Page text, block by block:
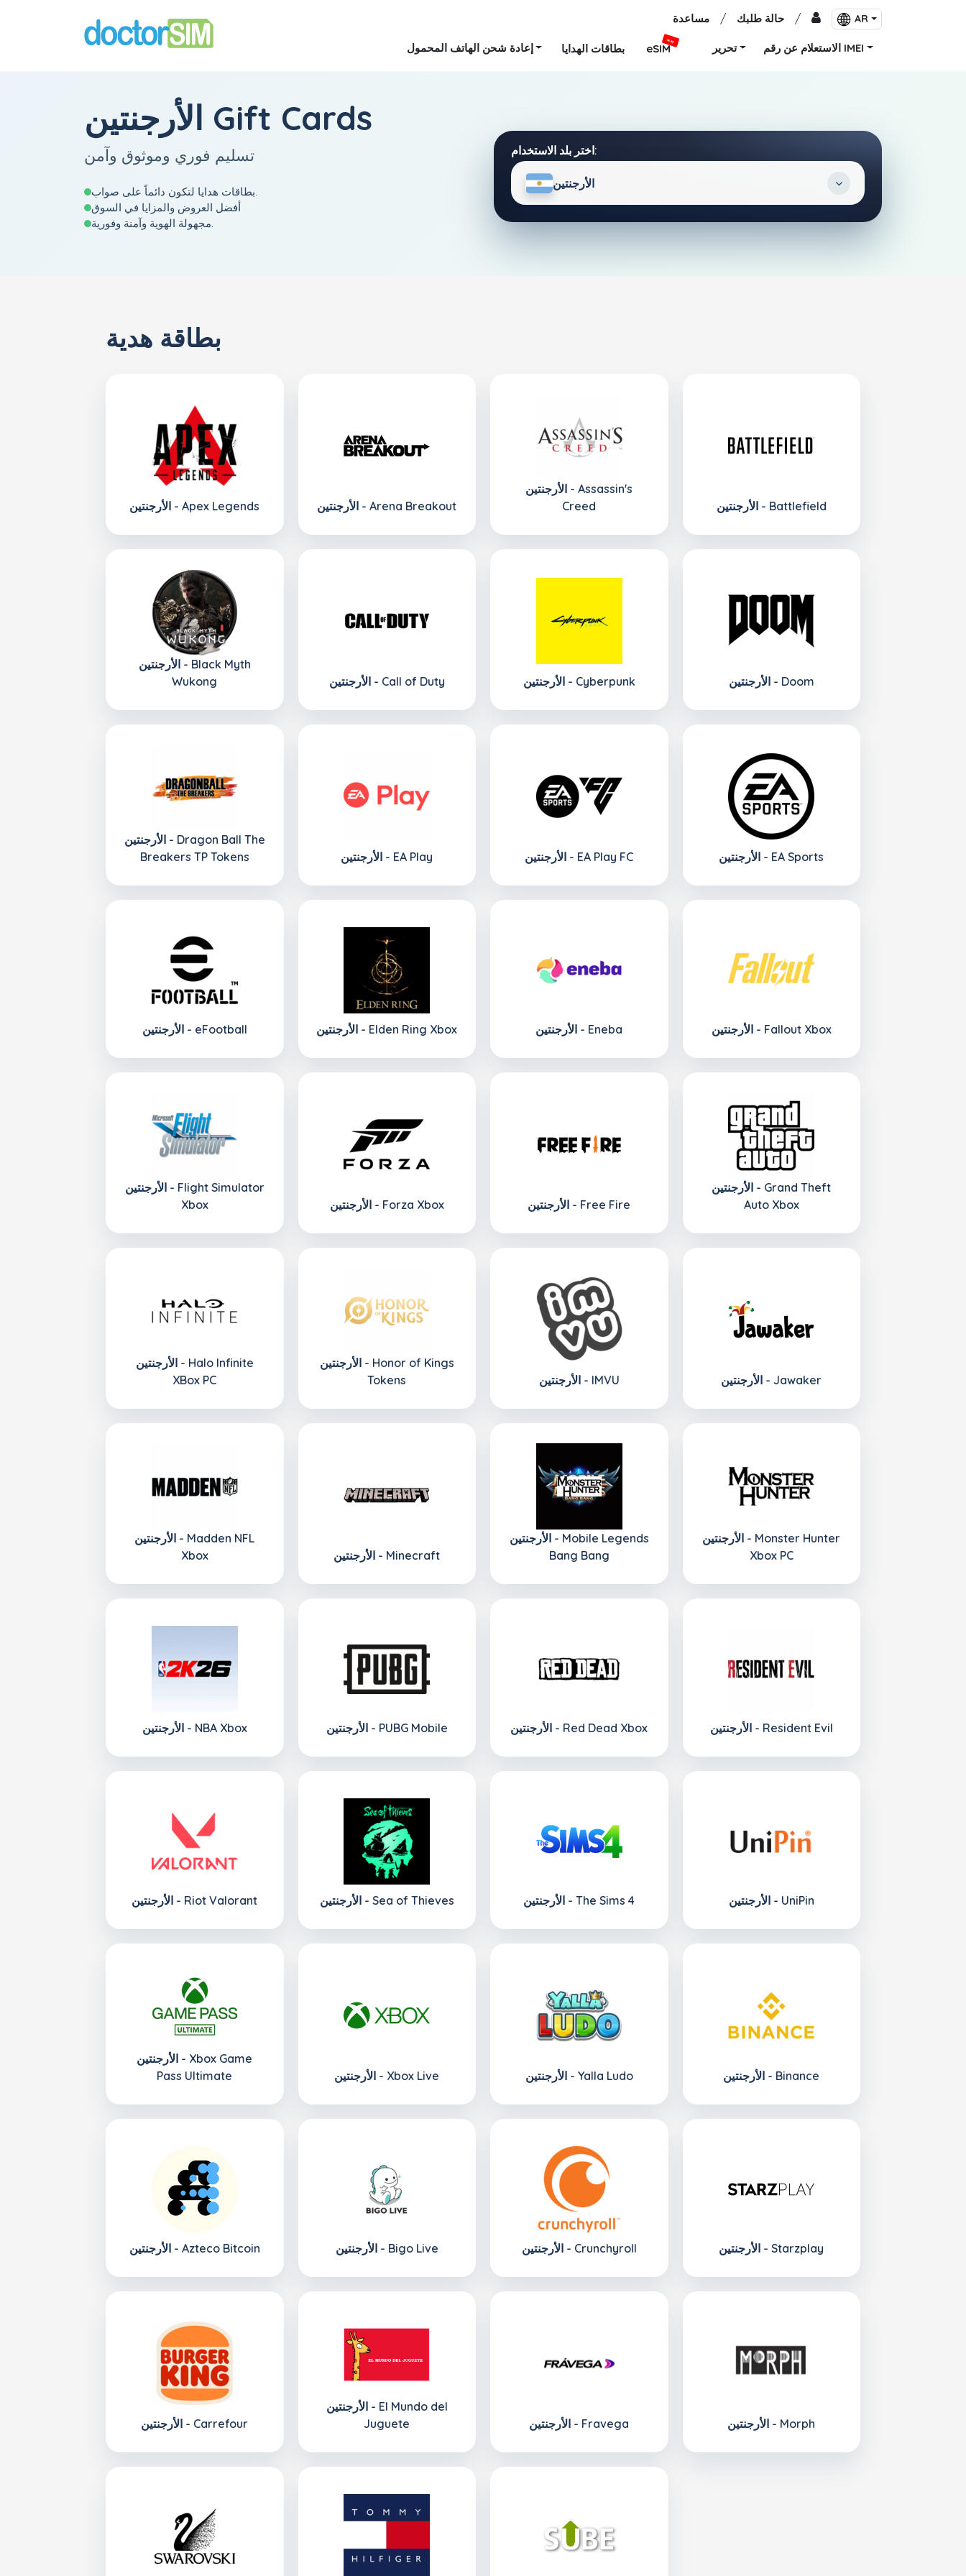
مساعدة / حالة طلبك / AR
إعادة شحن الهاتف المحمول بطاقات الهدايا eSIM
جديد
تحرير الاستعلام عن رقم IMEI
الأرجنتين Gift Cards
تسليم فوري وموثوق وآمن
بطاقات هدايا لتكون دائماً على صواب.
أفضل العروض والمزايا في السوق
مجهولة الهوية وآمنة وفورية.
اختر بلد الاستخدام:
الأرجنتين
بطاقة هدية
الأرجنتين - Apex Legends الأرجنتين - Arena Breakout
الأرجنتين - Assassin's
Creed
الأرجنتين - Battlefield
الأرجنتين - Black Myth
Wukong
الأرجنتين - Call of Duty الأرجنتين - Cyberpunk الأرجنتين - Doom
الأرجنتين - Dragon Ball The
Breakers TP Tokens
الأرجنتين - EA Play الأرجنتين - EA Play FC الأرجنتين - EA Sports
الأرجنتين - eFootball الأرجنتين - Elden Ring Xbox الأرجنتين - Eneba الأرجنتين - Fallout Xbox
الأرجنتين - Flight Simulator
Xbox
الأرجنتين - Forza Xbox الأرجنتين - Free Fire
الأرجنتين - Grand Theft
Auto Xbox
الأرجنتين - Halo Infinite
XBox PC
الأرجنتين - Honor of Kings
Tokens
الأرجنتين - IMVU الأرجنتين - Jawaker
الأرجنتين - Madden NFL
Xbox
الأرجنتين - Minecraft
الأرجنتين - Mobile Legends
Bang Bang
الأرجنتين - Monster Hunter
Xbox PC
الأرجنتين - NBA Xbox الأرجنتين - PUBG Mobile الأرجنتين - Red Dead Xbox الأرجنتين - Resident Evil
الأرجنتين - Riot Valorant الأرجنتين - Sea of Thieves الأرجنتين - The Sims 4 الأرجنتين - UniPin
الأرجنتين - Xbox Game
Pass Ultimate
الأرجنتين - Xbox Live الأرجنتين - Yalla Ludo الأرجنتين - Binance
الأرجنتين - Azteco Bitcoin الأرجنتين - Bigo Live الأرجنتين - Crunchyroll الأرجنتين - Starzplay
الأرجنتين - Carrefour
الأرجنتين - El Mundo del
Juguete
الأرجنتين - Fravega الأرجنتين - Morph